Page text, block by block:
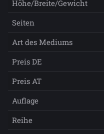
Höhe/Breite/Gewicht
Seiten
Art des Mediums
Preis DE
Preis AT
Auflage
Reihe